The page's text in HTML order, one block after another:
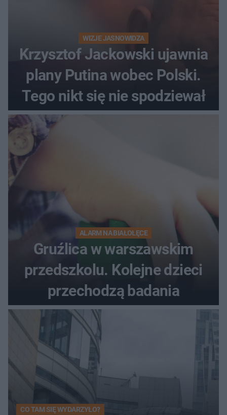
WIZJE JASNOWIDZA
Krzysztof Jackowski ujawnia
plany Putina wobec Polski.
Tego nikt się nie spodziewał
ALARM NA BIAŁOŁĘCE
Gruźlica w warszawskim
przedszkolu. Kolejne dzieci
przechodzą badania
CO TAM SIĘ WYDARZYŁO?